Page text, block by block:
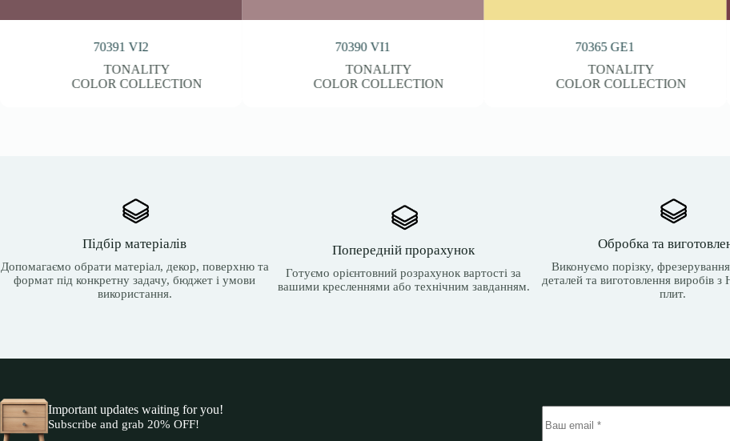
70390 VI1
TONALITY
COLOR COLLECTION
70365 GE1
TONALITY
COLOR COLLECTION
70392 VI3
TONALITY
COLOR COLLECTION
Підбір матеріалів
Допомагаємо обрати матеріал, декор, поверхню та
формат під конкретну задачу, бюджет і умови
використання.
Попередній прорахунок
Готуємо орієнтовний розрахунок вартості за
вашими кресленнями або технічним завданням.
Обробка та
Виконуємо порізку,
деталей та виготовлення виробів з
плит.
Important updates waiting for you!
Subscribe and grab 20% OFF!